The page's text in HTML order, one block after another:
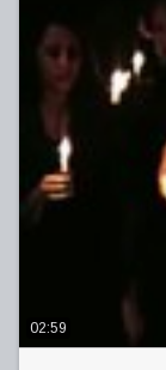
02:59